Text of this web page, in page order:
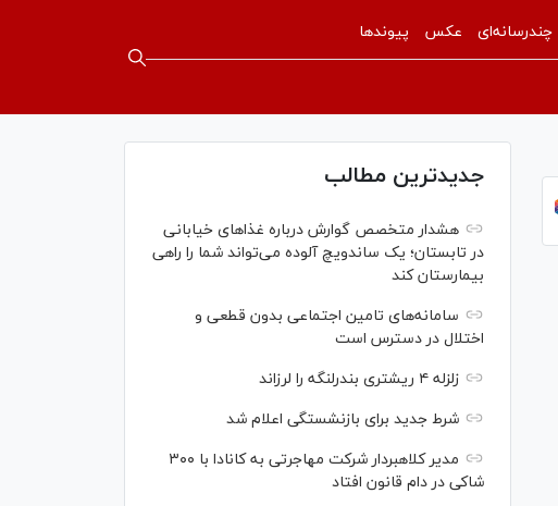
چندرسانه‌ای عکس پیوندها
جدیدترین مطالب
هشدار متخصص گوارش درباره غذا‌های خیابانی
در تابستان؛ یک ساندویچ آلوده می‌تواند شما را راهی
بیمارستان کند
سامانه‌های تامین اجتماعی بدون قطعی و
اختلال در دسترس است
زلزله ۴ ریشتری بندرلنگه را لرزاند
شرط جدید برای بازنشستگی اعلام شد
مدیر کلاهبردار شرکت مهاجرتی به کانادا با ۳۰۰
شاکی در دام قانون افتاد